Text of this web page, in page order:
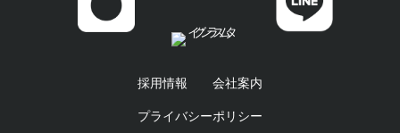
採用情報 会社案内
プライバシーポリシー